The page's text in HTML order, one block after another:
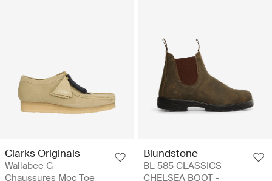
Clarks Originals
Wallabee G -
Chaussures Moc Toe
Blundstone
BL 585 CLASSICS
CHELSEA BOOT -